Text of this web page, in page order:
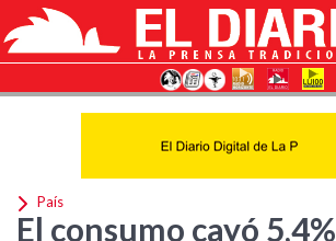
País
El consumo cayó 5,4%